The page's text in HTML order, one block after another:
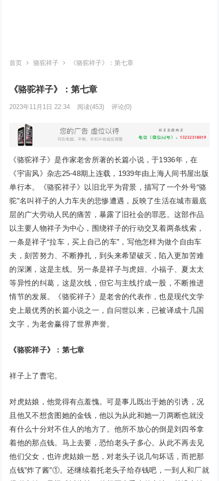
首页 骆驼祥子 《骆驼祥子》：第七章
《骆驼祥子》：第七章
2023年11月1日 22:34 阅读(453) 评论(0)
《骆驼祥子》是作家老舍所著的长篇小说，于1936年，在
《宇宙风》杂志25-48期上连载，1939年由上海人间书屋出版
单行本。《骆驼祥子》以旧北平为背景，描写了一个外号“骆
驼”名叫祥子的人力车夫的悲惨遭遇，反映了生活在城市最底
层的广大劳动人民的痛苦，暴露了旧社会的罪恶。这部作品
以主要人物祥子为中心，围绕祥子的行动交叉着两条线索，
一条是祥子“拉车，买上自己的车”，写他怎样为做个自由车
夫，刻苦努力、不断挣扎，到头来希望破灭，陷入更加苦难
的深渊，这是主线。另一条是祥子与虎妞、小福子、夏太太
等异性的纠葛，这是次线，但它与主线拧成一股，不断推进
情节的发展。《骆驼祥子》是老舍的代表作，也是现代文学
史上最优秀的长篇小说之一，自问世以来，已被译成十几国
文字，为老舍赢得了世界声誉。
《骆驼祥子》：第七章
祥子上了曹宅。
对虎姑娘，他觉得有点羞愧。可是事儿既出于她的引诱，况
且他又不想贪图她的金钱，他以为从此和她一刀两断也就没
有什么十分对不住人的地方了。他所不放心的倒是刘四爷拿
着他的那点钱。马上去要，恐怕老头子多心。从此不再去见
他们父女，也许虎姑娘一怒，对老头子说几句坏话，而把那
点钱”炸了酱”①。还继续着托老头子给存钱吧，一到人和厂就